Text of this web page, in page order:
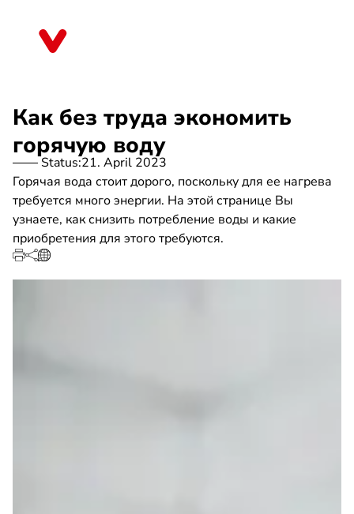
Как без труда экономить
горячую воду
Status:21. April 2023
Горячая вода стоит дорого, поскольку для ее нагрева
требуется много энергии. На этой странице Вы
узнаете, как снизить потребление воды и какие
приобретения для этого требуются.